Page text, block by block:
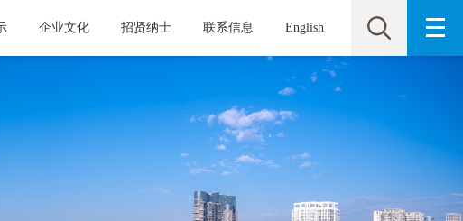
企业文化 招贤纳士 联系信息 English